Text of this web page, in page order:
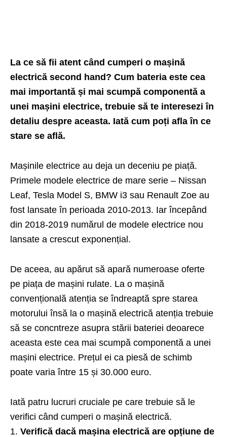
La ce să fii atent când cumperi o mașină
electrică second hand? Cum bateria este cea
mai importantă și mai scumpă componentă a
unei mașini electrice, trebuie să te interesezi în
detaliu despre aceasta. Iată cum poți afla în ce
stare se află.
Mașinile electrice au deja un deceniu pe piață.
Primele modele electrice de mare serie – Nissan
Leaf, Tesla Model S, BMW i3 sau Renault Zoe au
fost lansate în perioada 2010-2013. Iar începând
din 2018-2019 numărul de modele electrice nou
lansate a crescut exponențial.
De aceea, au apărut să apară numeroase oferte
pe piața de mașini rulate. La o mașină
convențională atenția se îndreaptă spre starea
motorului însă la o mașină electrică atenția trebuie
să se concntreze asupra stării bateriei deoarece
aceasta este cea mai scumpă componentă a unei
mașini electrice. Prețul ei ca piesă de schimb
poate varia între 15 și 30.000 euro.
Iată patru lucruri cruciale pe care trebuie să le
verifici când cumperi o mașină electrică.
1. Verifică dacă mașina electrică are opțiune de